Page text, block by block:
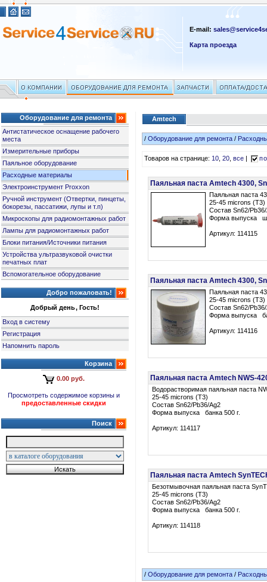
E-mail:
Карта проезда
Оборудование для ремонта
Антистатическое оснащение рабочего
места
Измерительные приборы
Паяльное оборудование
Расходные материалы
Электроинструмент Proxxon
Ручной инструмент (Отвертки, пинцеты,
бокорезы, пассатижи, лупы и т.п)
Микроскопы для радиомонтажных работ
Лампы для радиомонтажных работ
Блоки питания/Источники питания
Устройства ультразвуковой очистки
печатных плат
Вспомогательное оборудование
Добро пожаловать!
Добрый день, Гость!
Вход в систему
Регистрация
Напомнить пароль
Корзина
0.00 руб.
Просмотреть содержимое корзины и
предоставленные скидки
Поиск
Amtech
/Оборудование для ремонта /
Товаров на странице:10,20,все
Паяльная паста Amtech 4300,
Паяльная паста
25-45 microns (T3)
Состав Sn62/
Форма выпуска
Артикул: 114115
Паяльная паста Amtech 4300,
Паяльная паста
25-45 microns (T3)
Состав Sn62/
Форма выпуска
Артикул: 114116
Паяльная паста Amtech NWS-
Водорастворимая паяльная паста
25-45 microns (T3)
Состав Sn62/Pb36/Ag2
Форма выпуска банка 500 г.
Артикул: 114117
Паяльная паста Amtech
Безотмывочная паяльная паста
25-45 microns (T3)
Состав Sn62/Pb36/Ag2
Форма выпуска банка 500 г.
Артикул: 114118
/Оборудование для ремонта /